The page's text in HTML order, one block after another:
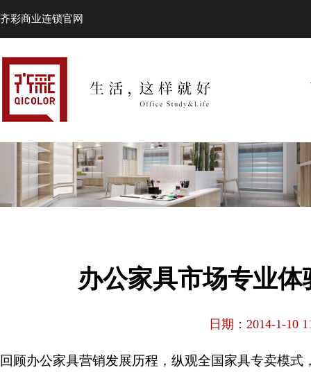
齐彩商业连锁官网
办公家具市场专业
日期：2014-1-10
回顾办公家具营销发展历程，纵观全国家具专卖模